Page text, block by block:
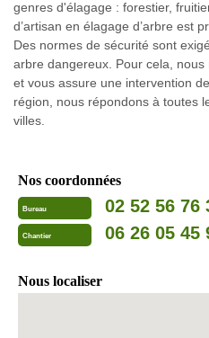
genres d'élagage : forestier,
d’artisan en élagage d’arbre est
Des normes de sécurité sont
arbre dangereux. Pour cela,
et vous assure une intervention
région, nous répondons à toutes
villes.
Nos coordonnées
Bureau 02 52 56 76
Chantier 06 26 05 45
Nous localiser